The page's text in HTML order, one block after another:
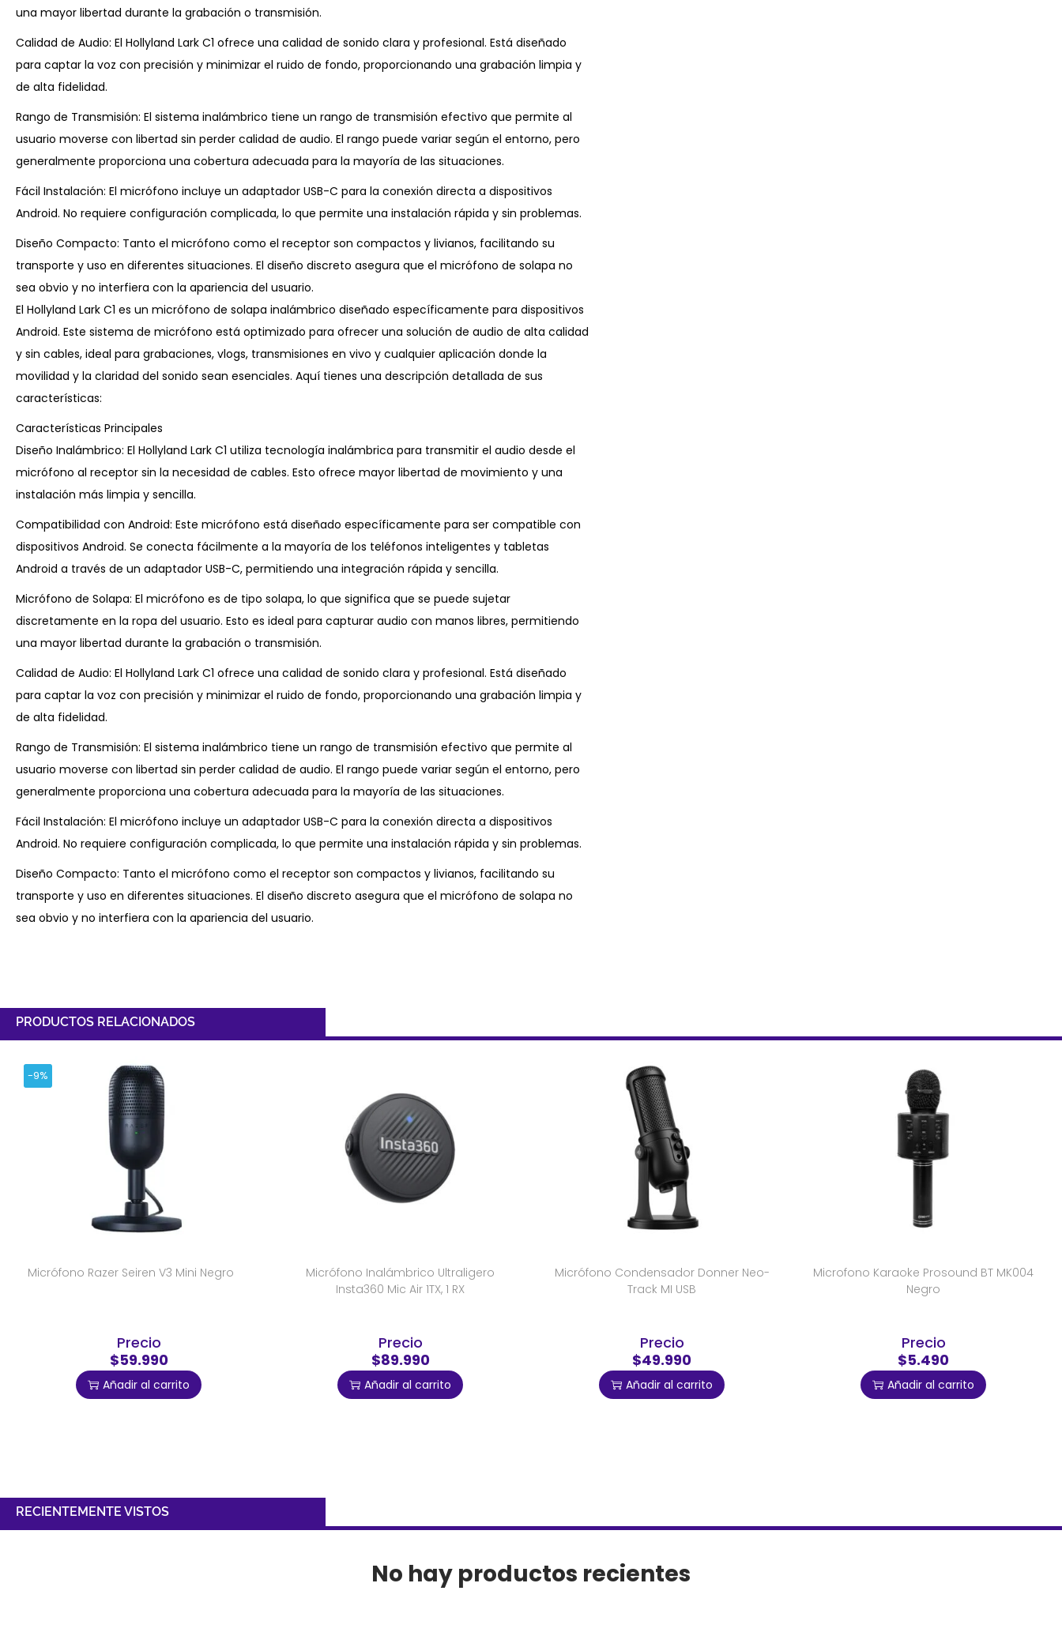
una mayor libertad durante la grabación o transmisión.
Calidad de Audio: El Hollyland Lark C1 ofrece una calidad de sonido clara y profesional. Está diseñado
para captar la voz con precisión y minimizar el ruido de fondo, proporcionando una grabación limpia y
de alta fidelidad.
Rango de Transmisión: El sistema inalámbrico tiene un rango de transmisión efectivo que permite al
usuario moverse con libertad sin perder calidad de audio. El rango puede variar según el entorno, pero
generalmente proporciona una cobertura adecuada para la mayoría de las situaciones.
Fácil Instalación: El micrófono incluye un adaptador USB-C para la conexión directa a dispositivos
Android. No requiere configuración complicada, lo que permite una instalación rápida y sin problemas.
Diseño Compacto: Tanto el micrófono como el receptor son compactos y livianos, facilitando su
transporte y uso en diferentes situaciones. El diseño discreto asegura que el micrófono de solapa no
sea obvio y no interfiera con la apariencia del usuario.
El Hollyland Lark C1 es un micrófono de solapa inalámbrico diseñado específicamente para dispositivos
Android. Este sistema de micrófono está optimizado para ofrecer una solución de audio de alta calidad
y sin cables, ideal para grabaciones, vlogs, transmisiones en vivo y cualquier aplicación donde la
movilidad y la claridad del sonido sean esenciales. Aquí tienes una descripción detallada de sus
características:
Características Principales
Diseño Inalámbrico: El Hollyland Lark C1 utiliza tecnología inalámbrica para transmitir el audio desde el
micrófono al receptor sin la necesidad de cables. Esto ofrece mayor libertad de movimiento y una
instalación más limpia y sencilla.
Compatibilidad con Android: Este micrófono está diseñado específicamente para ser compatible con
dispositivos Android. Se conecta fácilmente a la mayoría de los teléfonos inteligentes y tabletas
Android a través de un adaptador USB-C, permitiendo una integración rápida y sencilla.
Micrófono de Solapa: El micrófono es de tipo solapa, lo que significa que se puede sujetar
discretamente en la ropa del usuario. Esto es ideal para capturar audio con manos libres, permitiendo
una mayor libertad durante la grabación o transmisión.
Calidad de Audio: El Hollyland Lark C1 ofrece una calidad de sonido clara y profesional. Está diseñado
para captar la voz con precisión y minimizar el ruido de fondo, proporcionando una grabación limpia y
de alta fidelidad.
Rango de Transmisión: El sistema inalámbrico tiene un rango de transmisión efectivo que permite al
usuario moverse con libertad sin perder calidad de audio. El rango puede variar según el entorno, pero
generalmente proporciona una cobertura adecuada para la mayoría de las situaciones.
Fácil Instalación: El micrófono incluye un adaptador USB-C para la conexión directa a dispositivos
Android. No requiere configuración complicada, lo que permite una instalación rápida y sin problemas.
Diseño Compacto: Tanto el micrófono como el receptor son compactos y livianos, facilitando su
transporte y uso en diferentes situaciones. El diseño discreto asegura que el micrófono de solapa no
sea obvio y no interfiera con la apariencia del usuario.
PRODUCTOS RELACIONADOS
-9%
Micrófono Razer Seiren V3 Mini Negro
Precio
$59.990
Añadir al carrito
Micrófono Inalámbrico Ultraligero
Insta360 Mic Air 1TX, 1 RX
Precio
$89.990
Añadir al carrito
Micrófono Condensador Donner Neo-
Track MI USB
Precio
$49.990
Añadir al carrito
Microfono Karaoke Prosound BT MK004
Negro
Precio
$5.490
Añadir al carrito
RECIENTEMENTE VISTOS
No hay productos recientes